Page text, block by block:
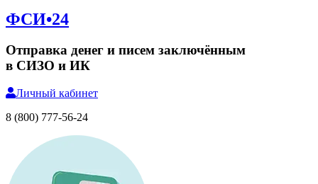
ФСИ•24
Отправка денег и писем заключённым
в СИЗО и ИК
Личный кабинет
8 (800) 777-56-24